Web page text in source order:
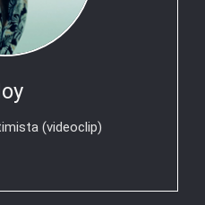
(videoclip)